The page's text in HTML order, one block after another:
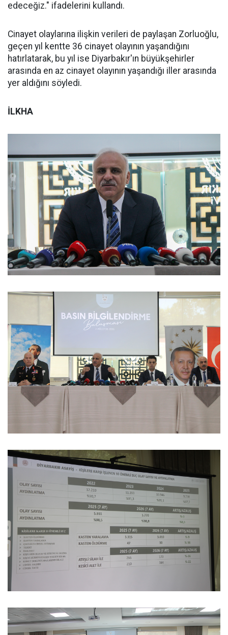
edeceğiz." ifadelerini kullandı.
Cinayet olaylarına ilişkin verileri de paylaşan Zorluoğlu,
geçen yıl kentte 36 cinayet olayının yaşandığını
hatırlatarak, bu yıl ise Diyarbakır'ın büyükşehirler
arasında en az cinayet olayının yaşandığı iller arasında
yer aldığını söyledi.
İLKHA